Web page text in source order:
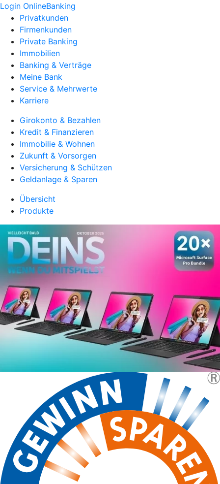
Login OnlineBanking
Privatkunden
Firmenkunden
Private Banking
Immobilien
Banking & Verträge
Meine Bank
Service & Mehrwerte
Karriere
Girokonto & Bezahlen
Kredit & Finanzieren
Immobilie & Wohnen
Zukunft & Vorsorgen
Versicherung & Schützen
Geldanlage & Sparen
Übersicht
Produkte